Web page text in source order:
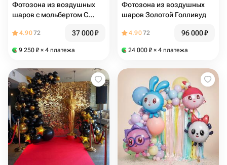
Фотозона из воздушных
шаров с мольбертом С
букетом цветов
4.9072 37 000₽
9 250 ₽ × 4 платежа
Фотозона из воздушных
шаров Золотой Голливуд
4.9072 96 000₽
24 000 ₽ × 4 платежа